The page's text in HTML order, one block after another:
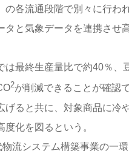
各流通段階で別々に行わ
と気象データを連携させ
最終生産量比で約40％、
2が削減できることが確認で
ると共に、対象商品に冷
化を図るという。
流システム構築事業の一